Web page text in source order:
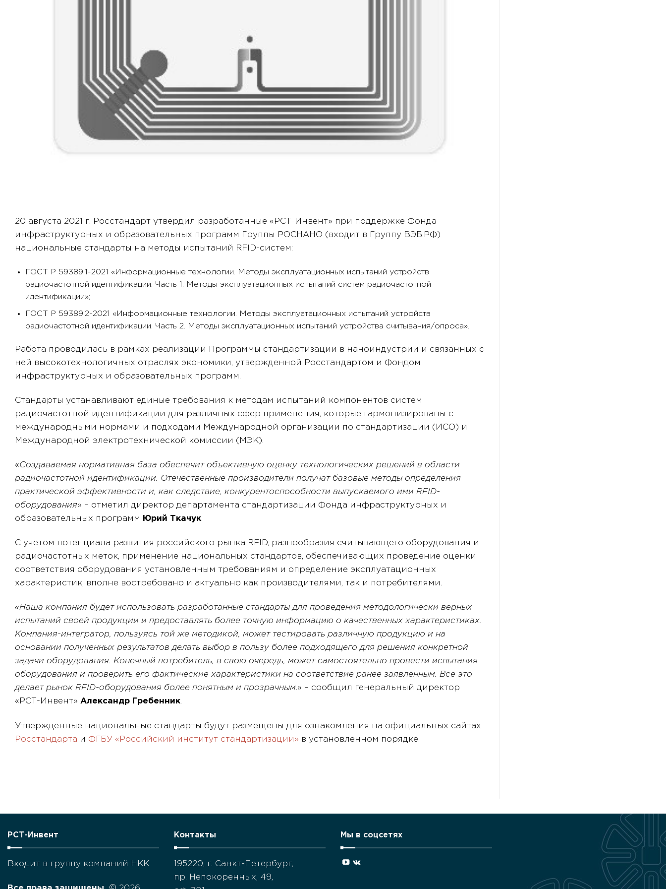
20 августа 2021 г. Росстандарт утвердил разработанные «РСТ-Инвент» при поддержке Фонда
инфраструктурных и образовательных программ Группы РОСНАНО (входит в Группу ВЭБ.РФ)
национальные стандарты на методы испытаний RFID-систем:
ГОСТ Р 59389.1-2021 «Информационные технологии. Методы эксплуатационных испытаний устройств
радиочастотной идентификации. Часть 1. Методы эксплуатационных испытаний систем радиочастотной
идентификации»;
ГОСТ Р 59389.2-2021 «Информационные технологии. Методы эксплуатационных испытаний устройств
радиочастотной идентификации. Часть 2. Методы эксплуатационных испытаний устройства считывания/опроса».
Работа проводилась в рамках реализации Программы стандартизации в наноиндустрии и связанных с
ней высокотехнологичных отраслях экономики, утвержденной Росстандартом и Фондом
инфраструктурных и образовательных программ.
Стандарты устанавливают единые требования к методам испытаний компонентов систем
радиочастотной идентификации для различных сфер применения, которые гармонизированы с
международными нормами и подходами Международной организации по стандартизации (ИСО) и
Международной электротехнической комиссии (МЭК).
«Создаваемая нормативная база обеспечит объективную оценку технологических решений в области
радиочастотной идентификации. Отечественные производители получат базовые методы определения
практической эффективности и, как следствие, конкурентоспособности выпускаемого ими RFID-
оборудования» – отметил директор департамента стандартизации Фонда инфраструктурных и
образовательных программ
Юрий Ткачук.
С учетом потенциала развития российского рынка RFID, разнообразия считывающего оборудования и
радиочастотных меток, применение национальных стандартов, обеспечивающих проведение оценки
соответствия оборудования установленным требованиям и определение эксплуатационных
характеристик, вполне востребовано и актуально как производителями, так и потребителями.
«Наша компания будет использовать разработанные стандарты для проведения методологически верных
испытаний своей продукции и предоставлять более точную информацию о качественных характеристиках.
Компания-интегратор, пользуясь той же методикой, может тестировать различную продукцию и на
основании полученных результатов делать выбор в пользу более подходящего для решения конкретной
задачи оборудования. Конечный потребитель, в свою очередь, может самостоятельно провести испытания
оборудования и проверить его фактические характеристики на соответствие ранее заявленным. Все это
делает рынок RFID-оборудования более понятным и прозрачным.» – сообщил генеральный директор
«РСТ-Инвент» Александр Гребенник.
Утвержденные национальные стандарты будут размещены для ознакомления на официальных сайтах
Росстандарта и ФГБУ «Российский институт стандартизации» в установленном порядке.
РСТ-Инвент
Входит в группу компаний НКК
Контакты
195220, г. Санкт-Петербург,
пр. Непокоренных, 49,
Мы в соцсетях